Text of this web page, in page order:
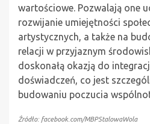
wartościowe. Pozwalają one
rozwijanie umiejętności
artystycznych, a także na
relacji w przyjaznym
doskonałą okazją do
doświadczeń, co jest
budowaniu poczucia
Źródło: facebook.com/MBPStalowaWola